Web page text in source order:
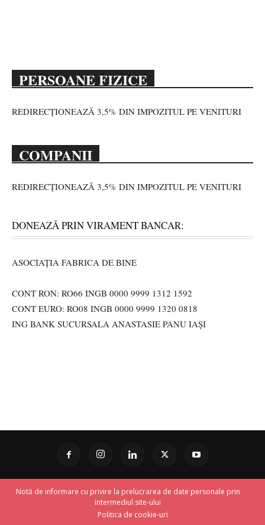
PERSOANE FIZICE
REDIRECȚIONEAZĂ 3,5% DIN IMPOZITUL PE VENITURI
COMPANII
REDIRECȚIONEAZĂ 3,5% DIN IMPOZITUL PE VENITURI
DONEAZĂ PRIN VIRAMENT BANCAR:
ASOCIAȚIA FABRICA DE BINE
CONT RON: RO66 INGB 0000 9999 1312 1592
CONT EURO: RO08 INGB 0000 9999 1320 0818
ING BANK SUCURSALA ANASTASIE PANU IAȘI
Notă de informare cu privire la prelucrarea de date personale prin
intermediul site-ului
Politica de cookie-uri